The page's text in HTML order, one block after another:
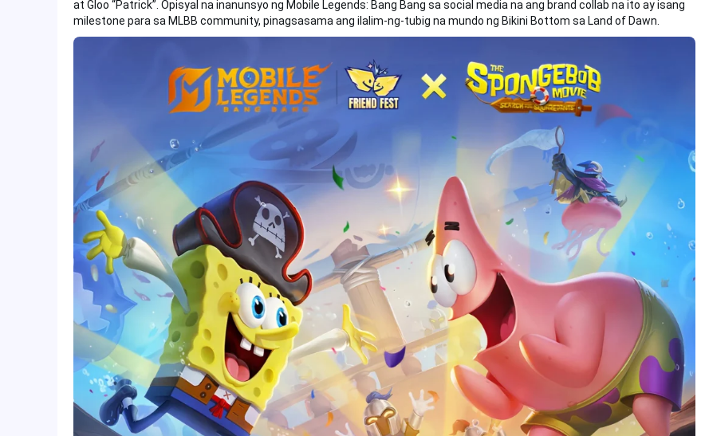
at Gloo “Patrick”. Opisyal na inanunsyo ng Mobile Legends: Bang Bang sa social media na ang brand collab na ito ay isang
milestone para sa MLBB community, pinagsasama ang ilalim-ng-tubig na mundo ng Bikini Bottom sa Land of Dawn.